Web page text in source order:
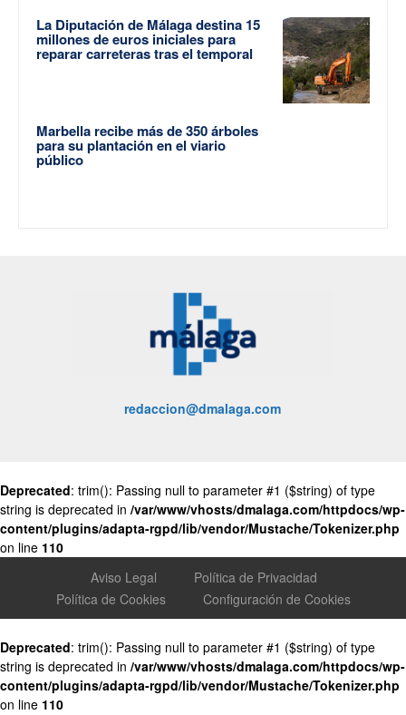
La Diputación de Málaga destina 15
millones de euros iniciales para
reparar carreteras tras el temporal
Marbella recibe más de 350 árboles
para su plantación en el viario
público
redaccion@dmalaga.com
Deprecated: trim(): Passing null to parameter #1 ($string) of type
string is deprecated in /var/www/vhosts/dmalaga.com/httpdocs/wp-
content/plugins/adapta-rgpd/lib/vendor/Mustache/Tokenizer.php
on line 110
Aviso Legal
Política de Privacidad
Política de Cookies
Configuración de Cookies
Deprecated: trim(): Passing null to parameter #1 ($string) of type
string is deprecated in /var/www/vhosts/dmalaga.com/httpdocs/wp-
content/plugins/adapta-rgpd/lib/vendor/Mustache/Tokenizer.php
on line 110